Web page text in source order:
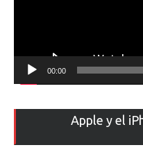
00:00
Apple y el